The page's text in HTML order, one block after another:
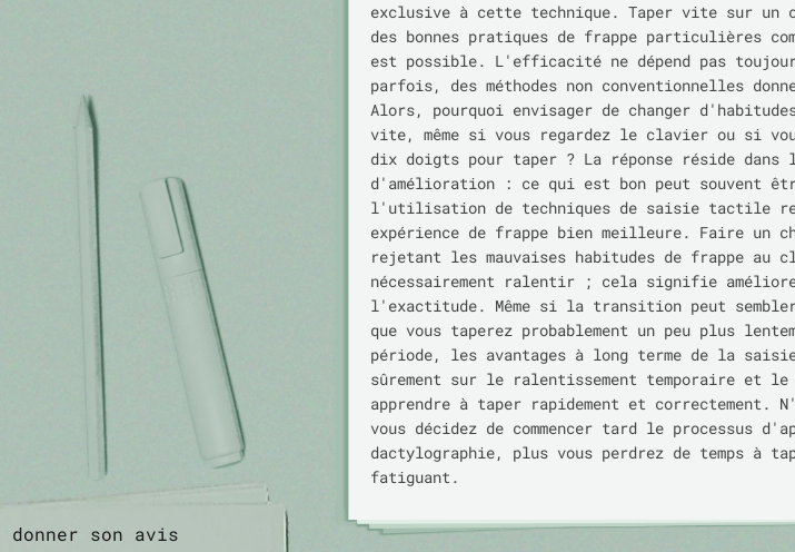
exclusive à cette technique. Taper vite sur un
des bonnes pratiques de frappe particulières
est possible. L'efficacité ne dépend pas
parfois, des méthodes non conventionnelles
Alors, pourquoi envisager de changer
vite, même si vous regardez le clavier ou si
dix doigts pour taper ? La réponse réside
d'amélioration : ce qui est bon peut souvent
l'utilisation de techniques de saisie tactile
expérience de frappe bien meilleure. Faire un
rejetant les mauvaises habitudes de frappe au
nécessairement ralentir ; cela signifie
l'exactitude. Même si la transition peut
que vous taperez probablement un peu plus
période, les avantages à long terme de la
sûrement sur le ralentissement temporaire et
apprendre à taper rapidement et correctement.
vous décidez de commencer tard le processus
dactylographie, plus vous perdrez de temps à
fatiguant.
donner son avis